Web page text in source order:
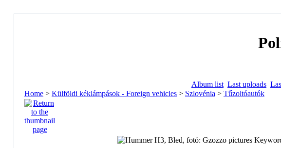
Album list Last uploads
Home > Külföldi kéklámpások - Foreign vehicles > Szlovénia > Tűzoltóautók